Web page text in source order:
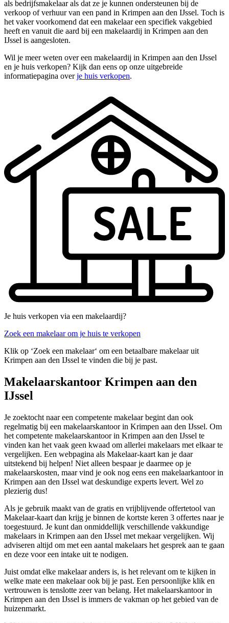
als bedrijfsmakelaar als dat ze je kunnen ondersteunen bij de
verkoop of verhuur van een pand in Krimpen aan den IJssel. Toch is
het vaker voorkomend dat een makelaar een specifiek vakgebied
heeft en vanuit die aard bij een makelaardij in Krimpen aan den
IJssel is aangesloten.
Wil je meer weten over een makelaardij in Krimpen aan den IJssel
en je huis verkopen? Kijk dan eens op onze uitgebreide
informatiepagina overje huis verkopen.
Je huis verkopen via een makelaardij?
Zoek een makelaar om je huis te verkopen
Klik op ‘Zoek een makelaar‘ om een betaalbare makelaar uit
Krimpen aan den IJssel te vinden die bij je past.
Makelaarskantoor Krimpen aan den
IJssel
Je zoektocht naar een competente makelaar begint dan ook
regelmatig bij een makelaarskantoor in Krimpen aan den IJssel. Om
het competente makelaarskantoor in Krimpen aan den IJssel te
vinden kan het vaak geen kwaad om allerlei makelaars met elkaar te
vergelijken. Een webpagina als Makelaar-kaart kan je daar
uitstekend bij helpen! Niet alleen bespaar je daarmee op je
makelaarskosten, maar vind je ook nog eens een makelaarkantoor in
Krimpen aan den IJssel wat deskundige experts levert. Wel zo
plezierig dus!
Als je gebruik maakt van de gratis en vrijblijvende offertetool van
Makelaar-kaart dan krijg je binnen de kortste keren 3 offertes naar je
toegestuurd. Je kunt dan onmiddellijk verschillende vakkundige
makelaars in Krimpen aan den IJssel met mekaar vergelijken. Wij
adviseren altijd om met een aantal makelaars het gesprek aan te gaan
en deze voor een intake uit te nodigen.
Juist omdat elke makelaar anders is, is het relevant om te kijken in
welke mate een makelaar ook bij je past. Een persoonlijke klik en
vertrouwen is tenslotte zeer van belang. Het makelaarskantoor in
Krimpen aan den IJssel is immers de vakman op het gebied van de
huizenmarkt.